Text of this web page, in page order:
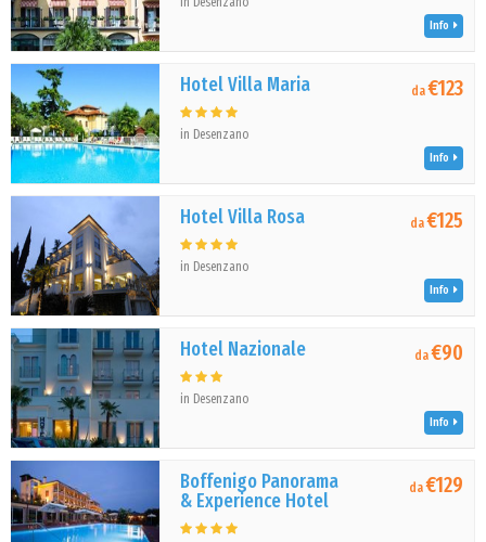
Info
Hotel Villa Maria
in Desenzano
da€123
Info
Hotel Villa Rosa
in Desenzano
da€125
Info
Hotel Nazionale
in Desenzano
da€90
Info
Boffenigo Panorama
& Experience Hotel
da€129